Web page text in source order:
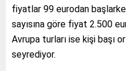
fiyatlar 99 eurodan
sayısına göre fiyat 2.500
Avrupa turları ise kişi başı
seyrediyor.